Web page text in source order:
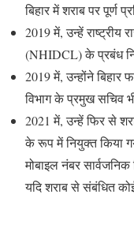
बिहार में शराब पर पूर्ण
2019 में, उन्हें राष्ट्रीय
(NHIDCL) के प्रबंध
2019 में, उन्होंने बिहार
विभाग के प्रमुख सचिव
2021 में, उन्हें फिर से
के रूप में नियुक्त किया
मोबाइल नंबर
यदि शराब से संबंधित